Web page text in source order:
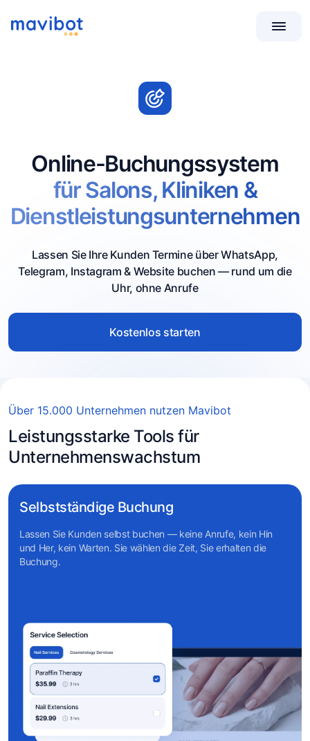
Online-Buchungssystem
für Salons, Kliniken &
Dienstleistungsunternehmen
Lassen Sie Ihre Kunden Termine über WhatsApp,
Telegram, Instagram & Website buchen — rund um die
Uhr, ohne Anrufe
Kostenlos starten
Über 15.000 Unternehmen nutzen Mavibot
Leistungsstarke Tools für
Unternehmenswachstum
Selbstständige Buchung
Lassen Sie Kunden selbst buchen — keine Anrufe, kein Hin
und Her, kein Warten. Sie wählen die Zeit, Sie erhalten die
Buchung.